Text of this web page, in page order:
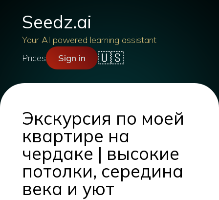
Seedz.ai
Your AI powered learning assistant
Prices
Sign in 🇺🇸
Экскурсия по моей
квартире на
чердаке | высокие
потолки, середина
века и уют